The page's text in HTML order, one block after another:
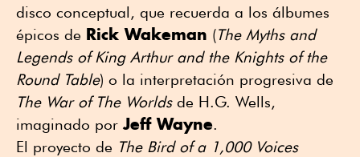
disco conceptual, que recuerda a los álbumes
épicos de Rick Wakeman (The Myths and
Legends of King Arthur and the Knights of the
Round Table) o la interpretación progresiva de
The War of The Worldsde H.G. Wells,
imaginado por Jeff Wayne.
El proyecto de The Bird of a 1,000 Voices